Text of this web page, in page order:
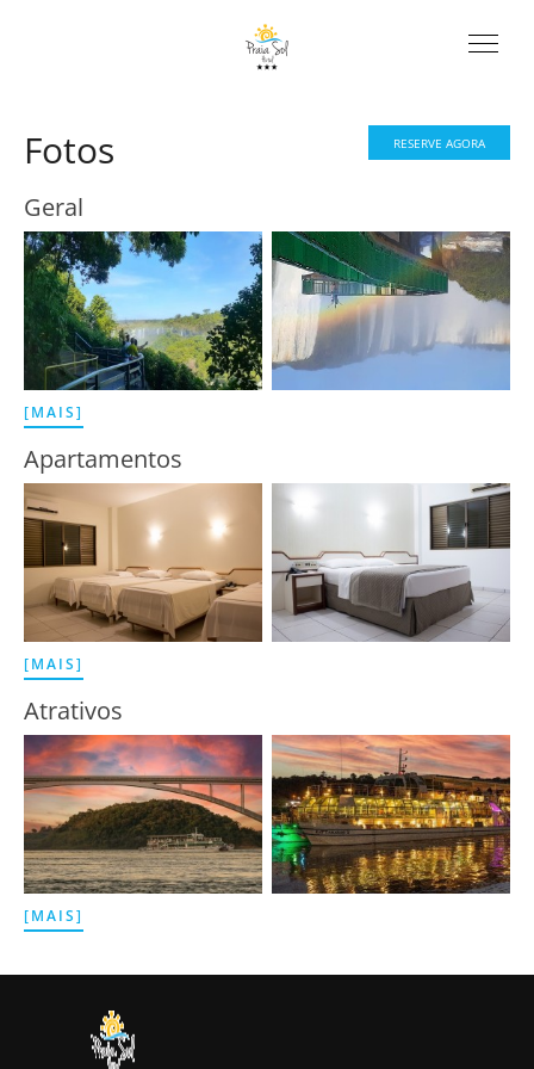
RESERVE AGORA
Fotos
Geral
[MAIS]
Apartamentos
[MAIS]
Atrativos
[MAIS]